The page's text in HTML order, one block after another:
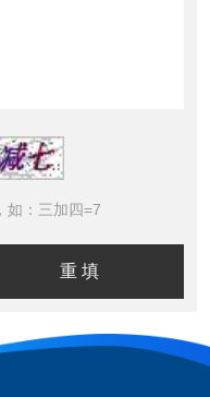
如：三加四=7